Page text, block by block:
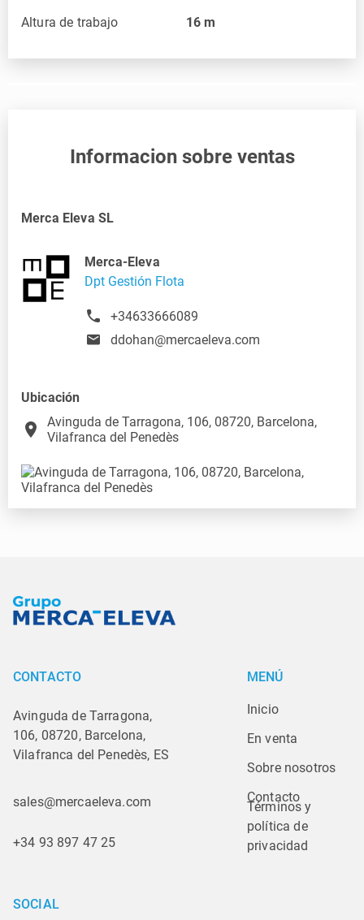
Altura de trabajo 16 m
Informacion sobre ventas
Merca Eleva SL
Merca-Eleva
Dpt Gestión Flota
+34633666089
ddohan@mercaeleva.com
Ubicación
place
Avinguda de Tarragona, 106, 08720, Barcelona,
Vilafranca del Penedès
CONTACTO
Avinguda de Tarragona,
106, 08720, Barcelona,
Vilafranca del Penedès, ES
sales@mercaeleva.com
+34 93 897 47 25
MENÚ
Inicio
En venta
Sobre nosotros
Contacto
Términos y
política de
privacidad
SOCIAL